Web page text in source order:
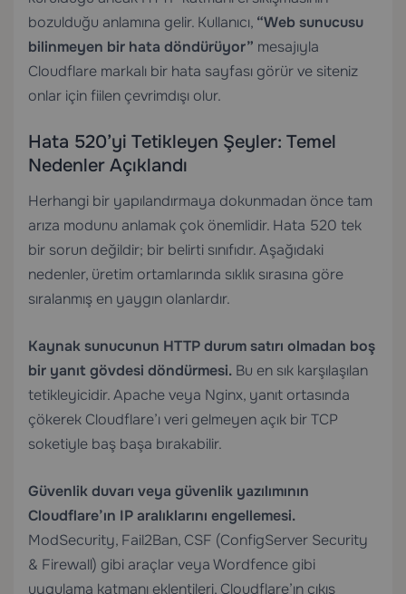
bozulduğu anlamına gelir. Kullanıcı, “Web sunucusu
bilinmeyen bir hata döndürüyor” mesajıyla
Cloudflare markalı bir hata sayfası görür ve siteniz
onlar için fiilen çevrimdışı olur.
Hata 520’yi Tetikleyen Şeyler: Temel
Nedenler Açıklandı
Herhangi bir yapılandırmaya dokunmadan önce tam
arıza modunu anlamak çok önemlidir. Hata 520 tek
bir sorun değildir; bir belirti sınıfıdır. Aşağıdaki
nedenler, üretim ortamlarında sıklık sırasına göre
sıralanmış en yaygın olanlardır.
Kaynak sunucunun HTTP durum satırı olmadan boş
bir yanıt gövdesi döndürmesi. Bu en sık karşılaşılan
tetikleyicidir. Apache veya Nginx, yanıt ortasında
çökerek Cloudflare’ı veri gelmeyen açık bir TCP
soketiyle baş başa bırakabilir.
Güvenlik duvarı veya güvenlik yazılımının
Cloudflare’ın IP aralıklarını engellemesi.
ModSecurity, Fail2Ban, CSF (ConfigServer Security
& Firewall) gibi araçlar veya Wordfence gibi
uygulama katmanı eklentileri, Cloudflare’ın çıkış